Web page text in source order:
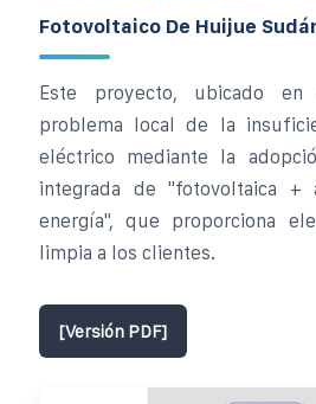
Fotovoltaico De Huijue
Este proyecto, ubicado en
problema local de la
eléctrico mediante la
integrada de "fotovoltaica +
energía", que proporciona
limpia a los clientes.
[Versión PDF]